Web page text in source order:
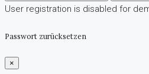
User registration is disabled for
Passwort zurücksetzen
×